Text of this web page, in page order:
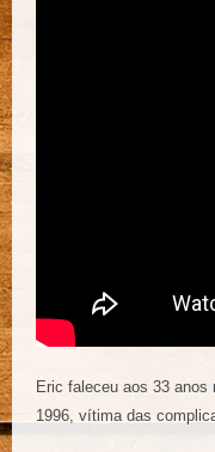
Eric faleceu aos 33 anos
1996 vítima das